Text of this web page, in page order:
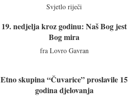
Svjetlo riječi
19. nedjelja kroz godinu: Naš Bog jest
Bog mira
fra Lovro Gavran
Etno skupina “Čuvarice” proslavile 15
godina djelovanja